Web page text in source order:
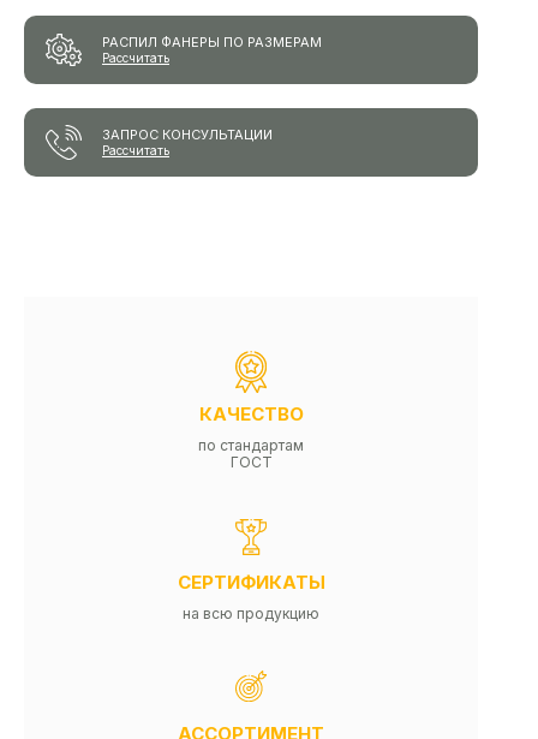
РАСПИЛ ФАНЕРЫ ПО РАЗМЕРАМ
Рассчитать
ЗАПРОС КОНСУЛЬТАЦИИ
Рассчитать
КАЧЕСТВО
по стандартам
ГОСТ
СЕРТИФИКАТЫ
на всю продукцию
АССОРТИМЕНТ